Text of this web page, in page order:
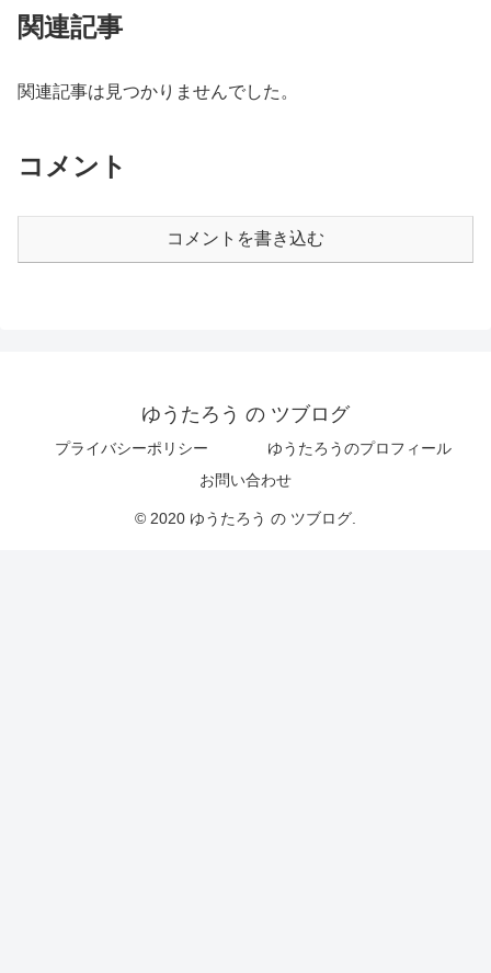
関連記事
関連記事は見つかりませんでした。
コメント
コメントを書き込む
ゆうたろう の ツブログ
プライバシーポリシー
ゆうたろうのプロフィール
お問い合わせ
© 2020 ゆうたろう の ツブログ.